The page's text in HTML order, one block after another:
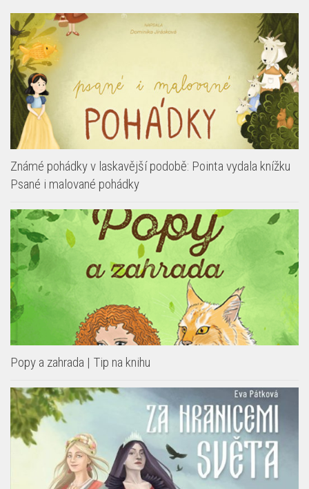
Známé pohádky v laskavější podobě: Pointa vydala knížku
Psané i malované pohádky
Popy a zahrada | Tip na knihu